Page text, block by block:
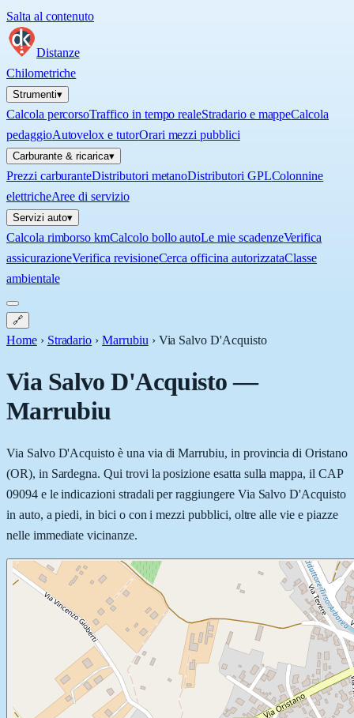
Salta al contenuto
Distanze
Chilometriche
Strumenti▾
Calcola percorsoTraffico in tempo realeStradario e mappeCalcola
pedaggioAutovelox e tutorOrari mezzi pubblici
Carburante & ricarica▾
Prezzi carburanteDistributori metanoDistributori GPLColonnine
elettricheAree di servizio
Servizi auto▾
Calcola rimborso kmCalcolo bollo autoLe mie scadenzeVerifica
assicurazioneVerifica revisioneCerca officina autorizzataClasse
ambientale
🔗
Home › Stradario › Marrubiu › Via Salvo D'Acquisto
Via Salvo D'Acquisto—
Marrubiu
Via Salvo D'Acquisto è una via di Marrubiu, in provincia di Oristano
(OR), in Sardegna. Qui trovi la posizione esatta sulla mappa, il CAP
09094 e le indicazioni stradali per raggiungere Via Salvo D'Acquisto
in auto, a piedi, in bici o con i mezzi pubblici, oltre alle vie e piazze
nelle immediate vicinanze.